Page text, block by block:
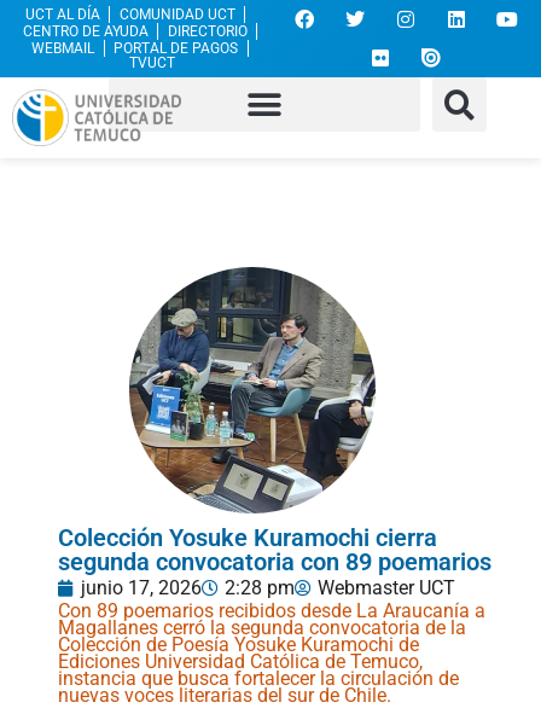
UCT AL DÍA
COMUNIDAD UCT
CENTRO DE AYUDA
DIRECTORIO
WEBMAIL
PORTAL DE PAGOS
TVUCT
Colección Yosuke Kuramochi cierra
segunda convocatoria con 89 poemarios
junio 17, 2026 2:28 pm
Webmaster UCT
Con 89 poemarios recibidos desde La Araucanía a
Magallanes cerró la segunda convocatoria de la
Colección de Poesía Yosuke Kuramochi de
Ediciones Universidad Católica de Temuco,
instancia que busca fortalecer la circulación de
nuevas voces literarias del sur de Chile.